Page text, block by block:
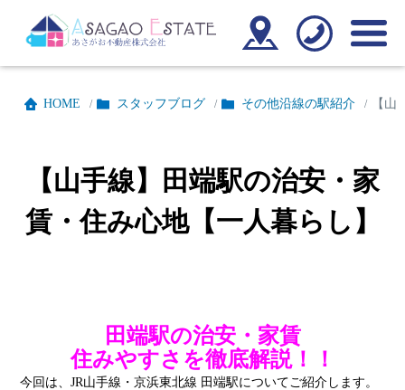
HOME / スタッフブログ / その他沿線の駅紹介 / 【
【山手線】田端駅の治安・家
賃・住み心地【一人暮らし】
田端駅の治安・家賃
住みやすさを徹底解説！！
今回は、JR山手線・京浜東北線 田端駅についてご紹介します。